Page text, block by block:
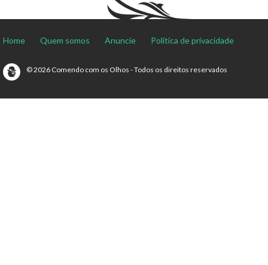
Home Quem somos Anuncie Política de privacidade
© 2026 Comendo com os Olhos - Todos os direitos reservados